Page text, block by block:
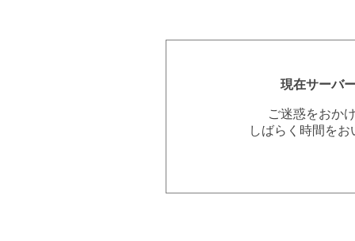
現在サーバ
ご迷惑をおか
しばらく時間を